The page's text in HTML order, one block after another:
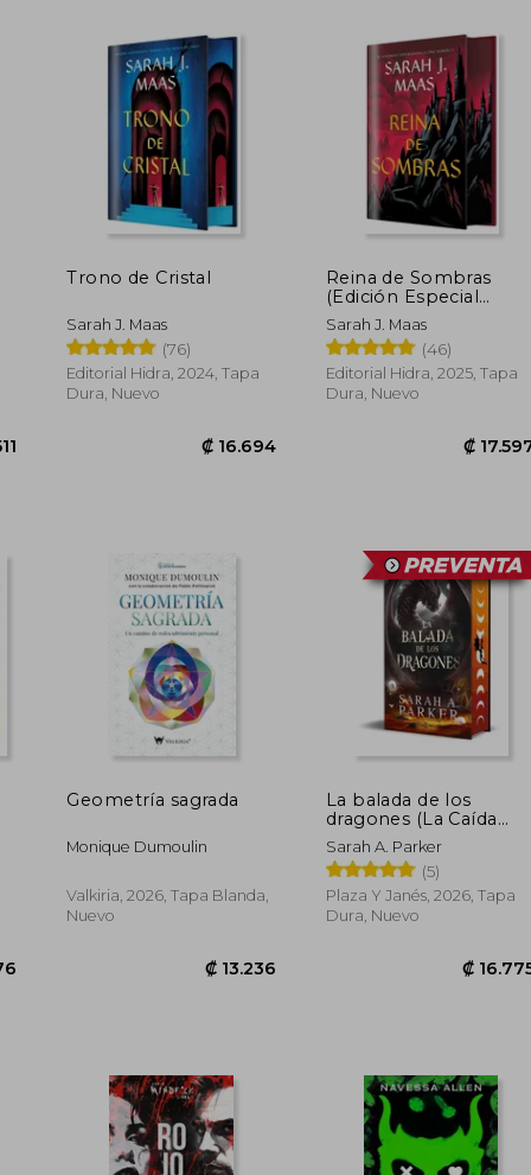
₡ 12.511
Trono de Cristal
Sarah J. Maas
(76)
Editorial Hidra, 2024, Tapa
Dura, Nuevo
₡ 16.694
Reina de Sombras
(Edición Especial
Limitada)
Sarah J. Maas
(46)
Editorial Hidra, 2025, Tapa
Dura, Nuevo
Geometría sagrada
Monique Dumoulin
Valkiria, 2026, Tapa Blanda,
Nuevo
La balada de los
dragones (La Caída
Lunar 2)
Sarah A. Parker
(5)
Plaza Y Janés, 2026, Tapa
Dura, Nuevo